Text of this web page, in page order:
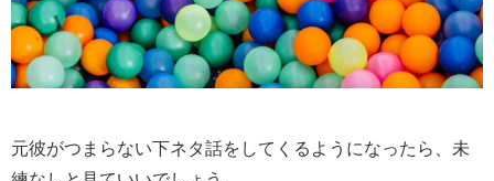
元彼がつまらない下ネタ話をしてくるようになったら、未